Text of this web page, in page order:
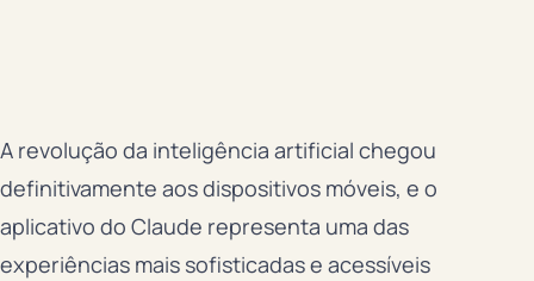
A revolução da inteligência artificial chegou
definitivamente aos dispositivos móveis, e o
aplicativo do Claude representa uma das
experiências mais sofisticadas e acessíveis